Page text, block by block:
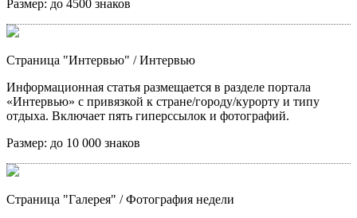
Размер: до 4500 знаков
Страница "Интервью" / Интервью
Информационная статья размещается в разделе портала
«Интервью» с привязкой к стране/городу/курорту и типу
отдыха. Включает пять гиперссылок и фотографий.
Размер: до 10 000 знаков
Страница "Галерея" / Фотография недели